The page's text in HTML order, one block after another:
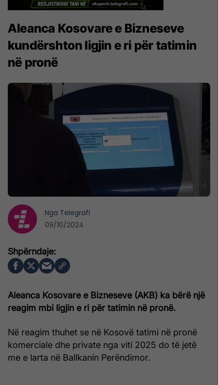
Aleanca Kosovare e Bizneseve
kundërshton ligjin e ri për tatimin
në pronë
Aleanca Kosovare e Bizneseve (AKB) ka bërë një
reagim mbi ligjin e ri për tatimin në pronë.
Në reagim thuhet se në Kosovë tatimi në pronë
komerciale dhe private nga viti 2025 do të jetë
me e larta në Ballkanin Perëndimor.
Nga Telegrafi
09/10/2024